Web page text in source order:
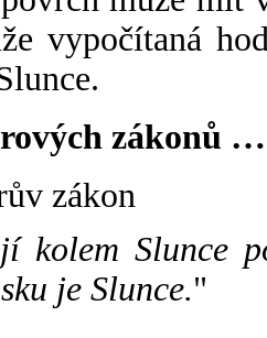
vypočítaná
zákonů …
zákon
kolem Slunce
je Slunce."